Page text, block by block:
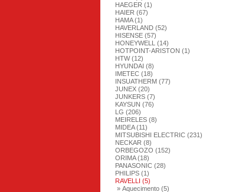
HAEGER (1)
HAIER (67)
HAMA (1)
HAVERLAND (52)
HISENSE (57)
HONEYWELL (14)
HOTPOINT-ARISTON (1)
HTW (12)
HYUNDAI (8)
IMETEC (18)
INSUATHERM (77)
JUNEX (20)
JUNKERS (7)
KAYSUN (76)
LG (206)
MEIRELES (8)
MIDEA (11)
MITSUBISHI ELECTRIC (231)
NECKAR (8)
ORBEGOZO (152)
ORIMA (18)
PANASONIC (28)
PHILIPS (1)
RAVELLI (5)
» Aquecimento (5)